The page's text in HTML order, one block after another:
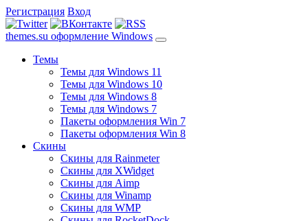
Регистрация Вход
themes.su оформление Windows
Темы
Темы для Windows 11
Темы для Windows 10
Темы для Windows 8
Темы для Windows 7
Пакеты оформления Win 7
Пакеты оформления Win 8
Скины
Скины для Rainmeter
Скины для XWidget
Скины для Aimp
Скины для Winamp
Скины для WMP